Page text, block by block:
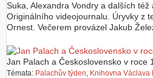
u
ž
b
Z
a
Suka, Alexandra Vondry a dalších též
Originálního videojournalu. Úryvky z
Ornest. Večerem provázel Jakub
Jan Palach a Československo v roce
Témata: Palachův týden, Knihovna Václava